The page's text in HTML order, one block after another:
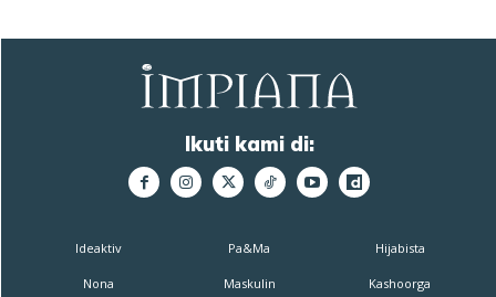
Ikuti kami di:
Ideaktiv
Nona
Pa&Ma
Maskulin
Hijabista
Kashoorga